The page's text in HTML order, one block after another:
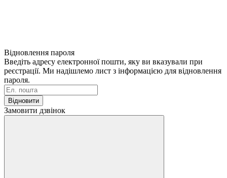
Відновлення пароля
Введіть адресу електронної пошти, яку ви вказували при
реєстрації. Ми надішлемо лист з інформацією для відновлення
пароля.
Відновити
Замовити дзвінок